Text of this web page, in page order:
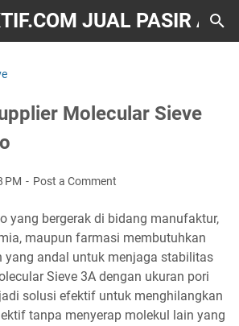
JUAL PASIR
Molecular Sieve
PM Post a Comment
yang bergerak di bidang manufaktur,
maupun farmasi membutuhkan
yang andal untuk menjaga stabilitas
Sieve 3A dengan ukuran pori
solusi efektif untuk menghilangkan
tanpa menyerap molekul lain yang